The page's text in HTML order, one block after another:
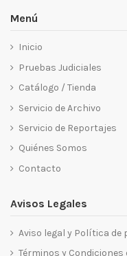
Menú
Inicio
Pruebas Judiciales
Catálogo / Tienda
Servicio de Archivo
Servicio de Reportajes
Quiénes Somos
Contacto
Avisos Legales
Aviso legal y Política de
Términos y Condiciones